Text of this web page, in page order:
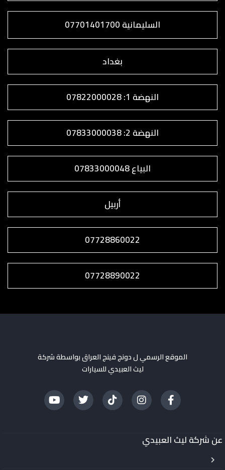
السليمانية 07701401700
بغداد
النهضة 1: 07822000028
النهضة 2: 07833000038
البياع 07833000048
أربيل
07728860022
07728890022
الموقع الرسمي ل دونج فينج العراق بواسطة شركة
ليث العبيدي للسيارات
عن شركة ليث العبيدي